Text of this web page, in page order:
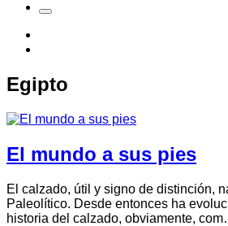
Egipto
El mundo a sus pies
El calzado, útil y signo de distinción,
Paleolítico. Desde entonces ha
historia del calzado, obviamente,